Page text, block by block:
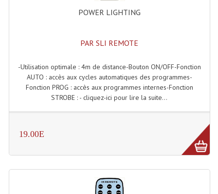
Enceintes Passives Sono
Retours De Scène
Caisson De Basse Amplifié
Enceintes Hifi
POWER LIGHTING
PAR SLI REMOTE
-Utilisation optimale : 4m de distance-Bouton ON/OFF-Fonction
AUTO : accès aux cycles automatiques des programmes-
Fonction PROG : accès aux programmes internes-Fonction
STROBE : - cliquez-ici pour lire la suite...
19.00E